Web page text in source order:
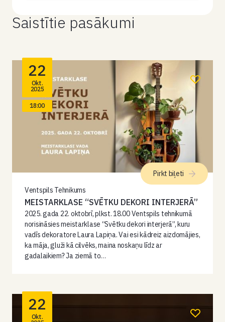
Saistītie pasākumi
22
Okt.
2025
18:00
Ventspils Tehnikums
MEISTARKLASE “SVĒTKU DEKORI INTERJERĀ”
2025. gada 22. oktobrī, plkst. 18.00 Ventspils tehnikumā
norisināsies meistarklase “Svētku dekori interjerā”, kuru
vadīs dekoratore Laura Lapiņa. Vai esi kādreiz aizdomājies,
ka māja, gluži kā cilvēks, maina noskaņu līdz ar
gadalaikiem? Ja ziemā to…
Pirkt biļeti
22
Okt.